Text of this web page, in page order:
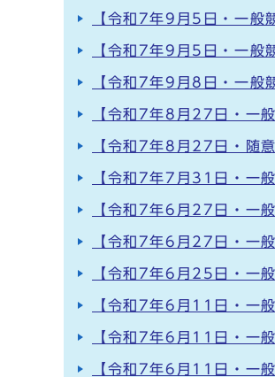
【令和7年9月5日・一
【令和7年9月5日・一般
【令和7年9月8日・一般
【令和7年8月27日・一
【令和7年8月27日・随
【令和7年7月31日・一
【令和7年6月27日・一
【令和7年6月27日・一
【令和7年6月25日・一
【令和7年6月11日・一
【令和7年6月11日・一
【令和7年6月11日・一